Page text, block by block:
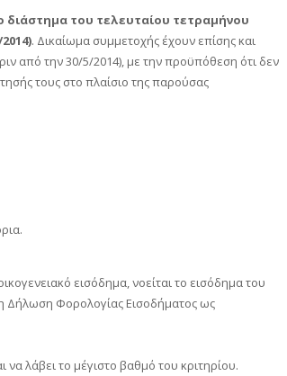
του τελευταίου τετραμήνου
. Δικαίωμα συμμετοχής έχουν επίσης και
από την 30/5/2014), με την προϋπόθεση ότι δεν
τους στο πλαίσιο της παρούσας
εισόδημα, νοείται το εισόδημα του
Δήλωση Φορολογίας Εισοδήματος ως
λάβει το μέγιστο βαθμό του κριτηρίου.